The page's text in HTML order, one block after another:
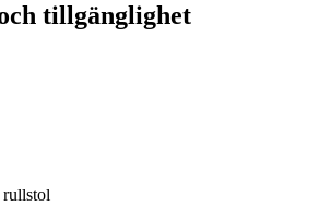
tillgänglighet